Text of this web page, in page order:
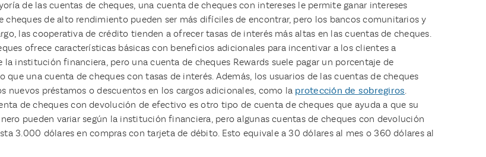
de las cuentas de cheques, una cuenta de cheques con intereses le permite ganar intereses
cheques de alto rendimiento pueden ser más difíciles de encontrar, pero los bancos comunitarios y
las cooperativa de crédito tienden a ofrecer tasas de interés más altas en las cuentas de cheques.
ofrece características básicas con beneficios adicionales para incentivar a los clientes a
institución financiera, pero una cuenta de cheques Rewards suele pagar un porcentaje de
que una cuenta de cheques con tasas de interés. Además, los usuarios de las cuentas de cheques
nuevos préstamos o descuentos en los cargos adicionales, como la protección de sobregiros
de cheques con devolución de efectivo es otro tipo de cuenta de cheques que ayuda a que su
pueden variar según la institución financiera, pero algunas cuentas de cheques con devolución
3.000 dólares en compras con tarjeta de débito. Esto equivale a 30 dólares al mes o 360 dólares al